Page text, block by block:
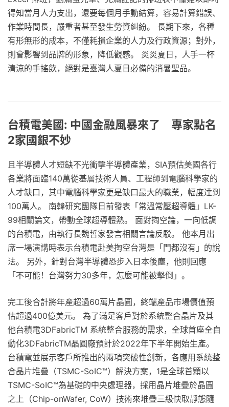
得知當月人力支出，還要每個月手動結算，容易計算錯誤、
作業時間長，嚴重者甚至發生勞資糾紛。 長期下來，各種
有形無形的成本，不僅耗損企業的人力及行政資源；對外，
則會影響到品牌的形象，降低觀感。 炎炎夏日，人手一杯
清涼的手搖飲，絕對是臺灣人夏日必備的消暑聖品。
台積電美國: 中國金融風暴來了 專家點名
2家國銀不妙
且半導體人才短缺不光衝擊半導體產業，SIA預估美國各行
各業將面臨140萬從基層技術人員、工程師到電腦科學家的
人才缺口，其中電腦科學家更是缺口最大的職業，幅度達到
100萬人。 南韓研究團隊日前發表「常溫常壓超導體」LK-
99相關論文，帶動全球超導體熱。 面對掏空論，一向低調
的台積電，由執行長魏哲家發言相關言論反駁。 他本月出
席一場演講時表示台積電赴美掏空台灣是「門都沒有」的說
法。 另外，針對台灣半導體恐步入日本後塵，他則回應
「不可能！台灣努力30多年，怎麼可能被擊倒」。
完工後合計將年產超過60萬片晶圓，終端產品市場價值預
估超過400億美元。 為了滿足客戶對於系統整合晶片及其
他台積電3DFabricTM 系統整合服務的需求，全球首座全自
動化3DFabricTM晶圓廠預計於2022年下半年開始生產。
台積電並展示客戶所推出的兩項突破性創新，各應用系統整
合晶片堆疊（TSMC-SoIC™）解決方案，1是全球首顆以
TSMC-SoIC™為基礎的中央處理器，採用晶片堆疊於晶圓
之上（Chip-onWafer, CoW）技術來堆疊三級快取靜態隨